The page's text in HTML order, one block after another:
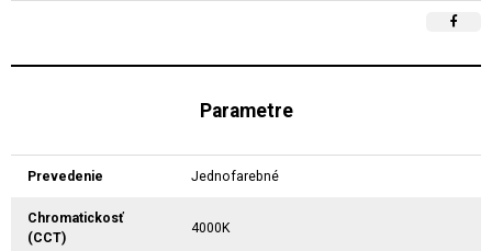
Parametre
Prevedenie Jednofarebné
Chromatickosť
(CCT)
4000K